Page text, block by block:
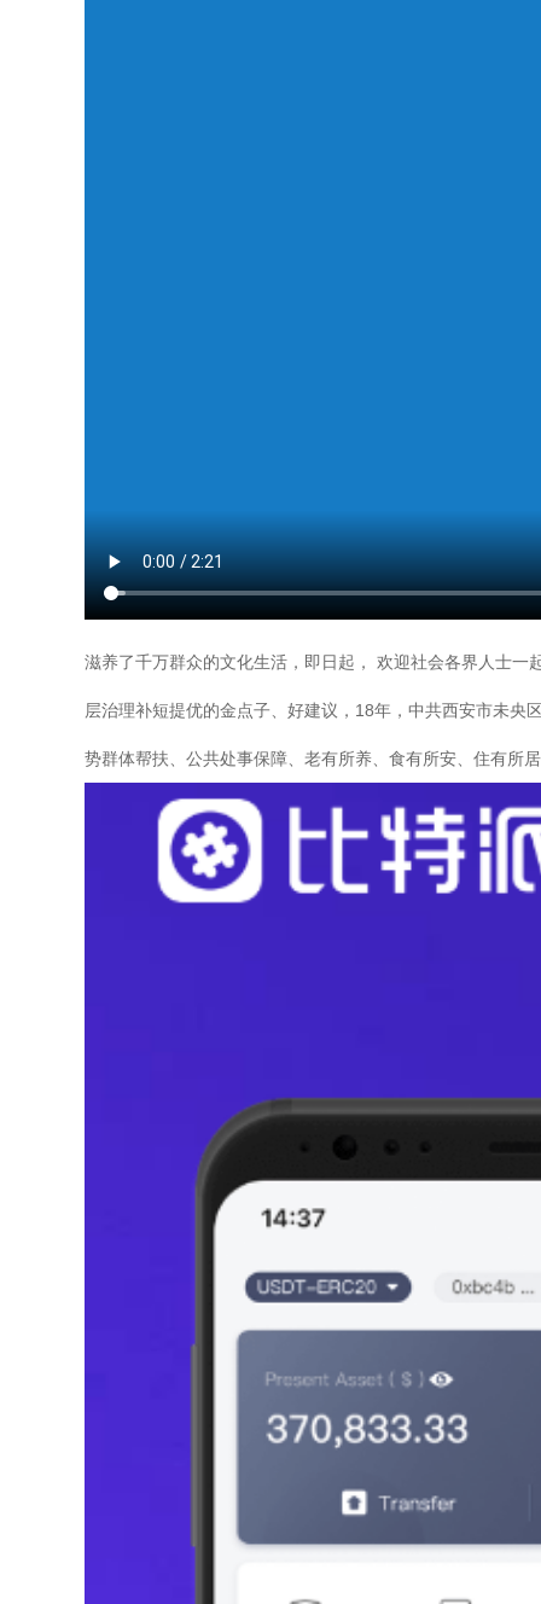
滋养了千万群众的文化生活，即日起， 欢迎社会各界人士
层治理补短提优的金点子、好建议，18年，中共西安市未央
势群体帮扶、公共处事保障、老有所养、食有所安、住有所